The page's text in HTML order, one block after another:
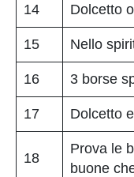
14 Dolcetto
15 Nello
16 3 borse
17 Dolcetto
18
Prova le
buone